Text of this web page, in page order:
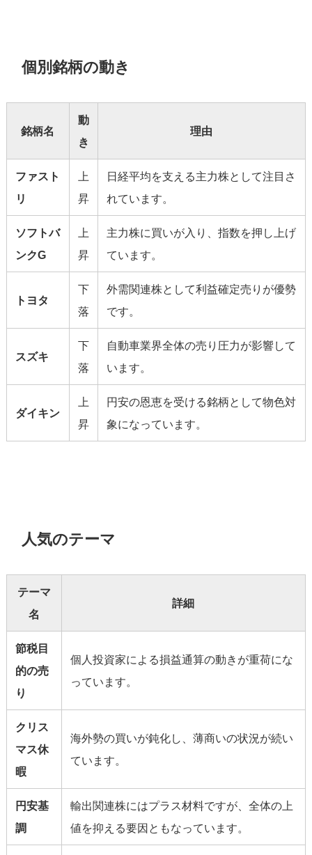
個別銘柄の動き
銘柄名
動
き
理由
ファスト
リ
上
昇
日経平均を支える主力株として注目さ
れています。
ソフトバ
ンクG
上
昇
主力株に買いが入り、指数を押し上げ
ています。
トヨタ
下
落
外需関連株として利益確定売りが優勢
です。
スズキ
下
落
自動車業界全体の売り圧力が影響して
います。
ダイキン
上
昇
円安の恩恵を受ける銘柄として物色対
象になっています。
人気のテーマ
テーマ
名
詳細
節税目
的の売
り
個人投資家による損益通算の動きが重荷にな
っています。
クリス
マス休
暇
海外勢の買いが鈍化し、薄商いの状況が続い
ています。
円安基
調
輸出関連株にはプラス材料ですが、全体の上
値を抑える要因ともなっています。